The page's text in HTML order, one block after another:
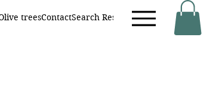
treesContactSearch Results Neue Seite Online